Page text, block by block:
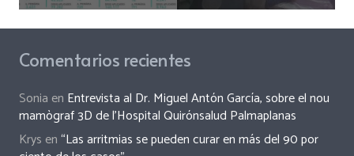
Comentarios recientes
Sonia en Entrevista al Dr. Miguel Antón García, sobre el nou
mamògraf 3D de l’Hospital Quirónsalud Palmaplanas
Krys en“Las arritmias se pueden curar en más del 90 por